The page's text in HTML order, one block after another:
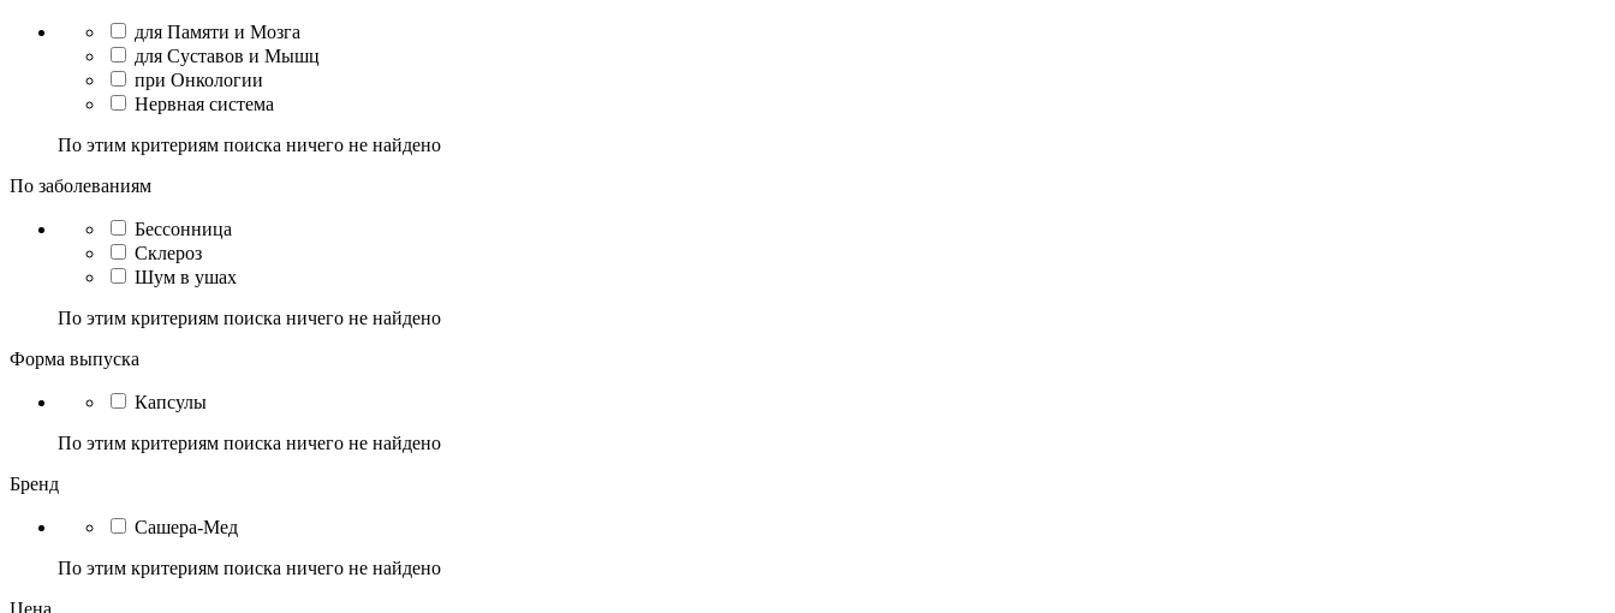
для Памяти и Мозга
для Суставов и Мышц
при Онкологии
Нервная система
По этим критериям поиска ничего не найдено
По заболеваниям
Бессонница
Склероз
Шум в ушах
По этим критериям поиска ничего не найдено
Форма выпуска
Капсулы
По этим критериям поиска ничего не найдено
Бренд
Сашера-Мед
По этим критериям поиска ничего не найдено
Цена